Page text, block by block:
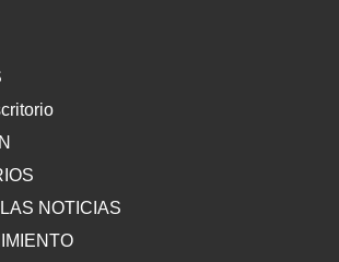
NOTICIAS